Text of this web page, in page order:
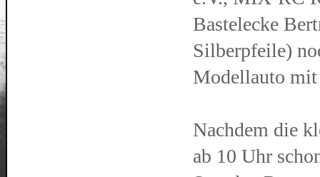
Bastelecke
Silberpfeile)
Modellauto mit
Nachdem die
ab 10 Uhr